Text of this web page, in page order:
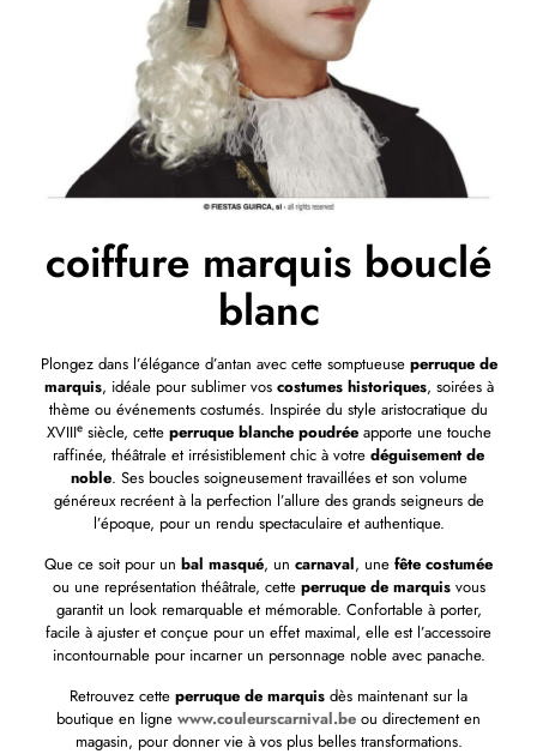
coiffure marquis bouclé
blanc
Plongez dans l’élégance d’antan avec cette somptueuse perruque de
marquis, idéale pour sublimer vos costumes historiques, soirées à
thème ou événements costumés. Inspirée du style aristocratique du
XVIIIᵉ siècle, cette perruque blanche poudréeapporte une touche
raffinée, théâtrale et irrésistiblement chic à votre déguisement de
noble. Ses boucles soigneusement travaillées et son volume
généreux recréent à la perfection l’allure des grands seigneurs de
l’époque, pour un rendu spectaculaire et authentique.
Que ce soit pour un bal masqué, un carnaval, une fête costumée
ou une représentation théâtrale, cette perruque de marquisvous
garantit un look remarquable et mémorable. Confortable à porter,
facile à ajuster et conçue pour un effet maximal, elle est l’accessoire
incontournable pour incarner un personnage noble avec panache.
Retrouvez cette perruque de marquis dès maintenant sur la
boutique en ligne www.couleurscarnival.be ou directement en
magasin, pour donner vie à vos plus belles transformations.